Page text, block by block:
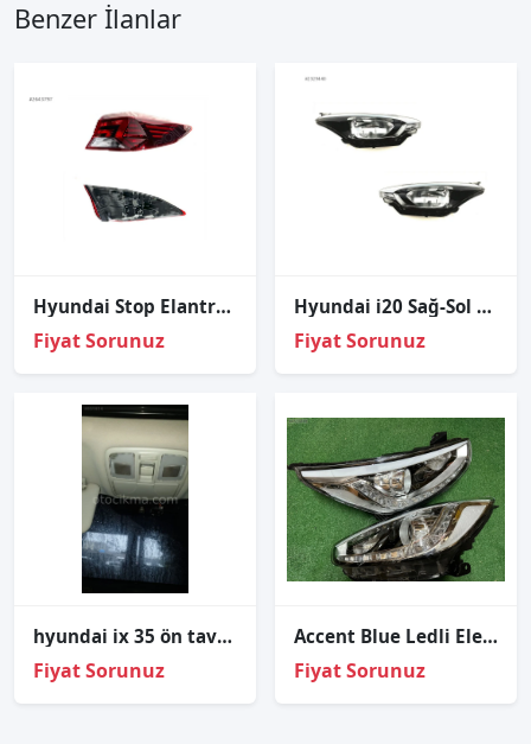
Benzer İlanlar
Hyundai Stop Elantra 19-21 Dış Sağ (Ledsiz)
Fiyat Sorunuz
Hyundai i20 Sağ-Sol Takım Far Merceksiz 2016-2018
Fiyat Sorunuz
hyundai ix 35 ön tavan lambası
Fiyat Sorunuz
Accent Blue Ledli Elektırıklı Far Lambası Set 2011-2017
Fiyat Sorunuz